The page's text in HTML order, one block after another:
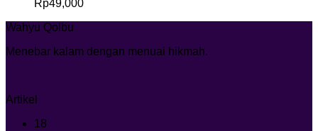
Rp49,000
Wahyu Qolbu
Menebar kalam dengan menuai hikmah.
Artikel
18